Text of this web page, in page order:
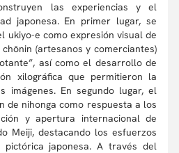
las experiencias y el
japonesa. En primer lugar, se
ukiyo-e como expresión visual de
(artesanos y comerciantes)
así como el desarrollo de
xilográfica que permitieron la
imágenes. En segundo lugar, el
de nihonga como respuesta a los
y apertura internacional de
Meiji, destacando los esfuerzos
japonesa. A través del